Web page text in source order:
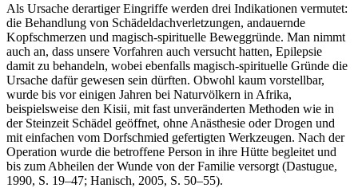
Als Ursache derartiger Eingriffe werden drei Indikationen vermutet:
die Behandlung von Schädeldachverletzungen, andauernde
Kopfschmerzen und magisch-spirituelle Beweggründe. Man nimmt
auch an, dass unsere Vorfahren auch versucht hatten, Epilepsie
damit zu behandeln, wobei ebenfalls magisch-spirituelle Gründe die
Ursache dafür gewesen sein dürften. Obwohl kaum vorstellbar,
wurde bis vor einigen Jahren bei Naturvölkern in Afrika,
beispielsweise den Kisii, mit fast unveränderten Methoden wie in
der Steinzeit Schädel geöffnet, ohne Anästhesie oder Drogen und
mit einfachen vom Dorfschmied gefertigten Werkzeugen. Nach der
Operation wurde die betroffene Person in ihre Hütte begleitet und
bis zum Abheilen der Wunde von der Familie versorgt (Dastugue,
1990, S. 19–47; Hanisch, 2005, S. 50–55).